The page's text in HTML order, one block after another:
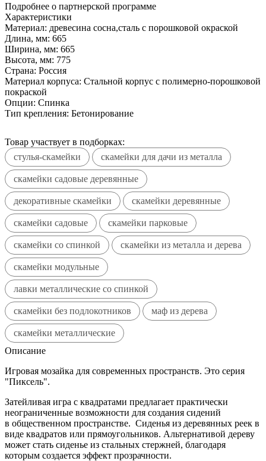
Подробнее о партнерской программе
Характеристики
Материал: древесина сосна,сталь с порошковой окраской
Длина, мм: 665
Ширина, мм: 665
Высота, мм: 775
Страна: Россия
Материал корпуса: Стальной корпус с полимерно-порошковой
покраской
Опции: Спинка
Тип крепления: Бетонирование
Товар участвует в подборках:
стулья-скамейки
скамейки для дачи из металла
скамейки садовые деревянные
декоративные скамейки скамейки деревянные
скамейки садовые скамейки парковые
скамейки со спинкой скамейки из металла и дерева
скамейки модульные
лавки металлические со спинкой
скамейки без подлокотников маф из дерева
скамейки металлические
Описание
Игровая мозайка для современных пространств. Это серия
"Пиксель".
Затейливая игра с квадратами предлагает практически
неограниченные возможности для создания сидений
в общественном пространстве. Сиденья из деревянных реек в
виде квадратов или прямоугольников. Альтернативой дереву
может стать сиденье из стальных стержней, благодаря
которым создается эффект прозрачности.